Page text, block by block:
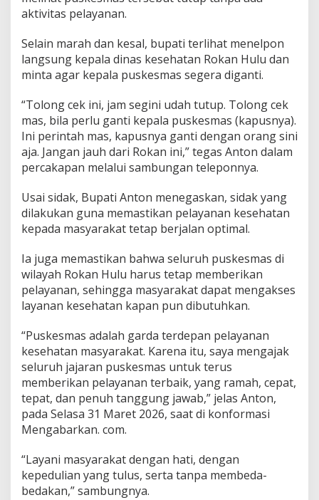
aktivitas pelayanan.
Selain marah dan kesal, bupati terlihat menelpon
langsung kepala dinas kesehatan Rokan Hulu dan
minta agar kepala puskesmas segera diganti.
“Tolong cek ini, jam segini udah tutup. Tolong cek
mas, bila perlu ganti kepala puskesmas (kapusnya).
Ini perintah mas, kapusnya ganti dengan orang sini
aja. Jangan jauh dari Rokan ini,” tegas Anton dalam
percakapan melalui sambungan teleponnya.
Usai sidak, Bupati Anton menegaskan, sidak yang
dilakukan guna memastikan pelayanan kesehatan
kepada masyarakat tetap berjalan optimal.
Ia juga memastikan bahwa seluruh puskesmas di
wilayah Rokan Hulu harus tetap memberikan
pelayanan, sehingga masyarakat dapat mengakses
layanan kesehatan kapan pun dibutuhkan.
“Puskesmas adalah garda terdepan pelayanan
kesehatan masyarakat. Karena itu, saya mengajak
seluruh jajaran puskesmas untuk terus
memberikan pelayanan terbaik, yang ramah, cepat,
tepat, dan penuh tanggung jawab,” jelas Anton,
pada Selasa 31 Maret 2026, saat di konformasi
Mengabarkan. com.
“Layani masyarakat dengan hati, dengan
kepedulian yang tulus, serta tanpa membeda-
bedakan,” sambungnya.